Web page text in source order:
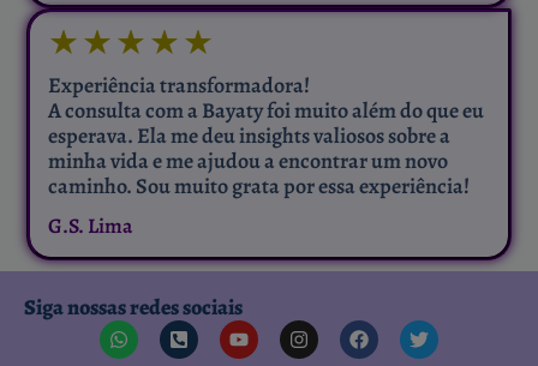
★★★★★
Experiência transformadora!
A consulta com a Bayaty foi muito além do que eu
esperava. Ela me deu insights valiosos sobre a
minha vida e me ajudou a encontrar um novo
caminho. Sou muito grata por essa experiência!
G.S. Lima
Siga nossas redes sociais